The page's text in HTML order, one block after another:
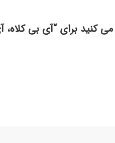
کنید برای “آی بی کلاه،